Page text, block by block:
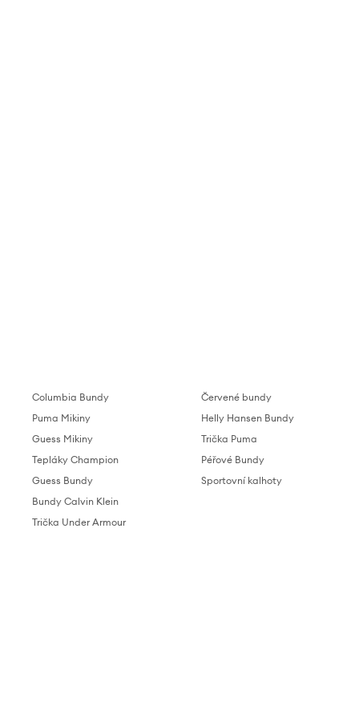
Columbia Bundy
Puma Mikiny
Guess Mikiny
Tepláky Champion
Guess Bundy
Bundy Calvin Klein
Trička Under Armour
Červené bundy
Helly Hansen Bundy
Trička Puma
Péřové Bundy
Sportovní kalhoty